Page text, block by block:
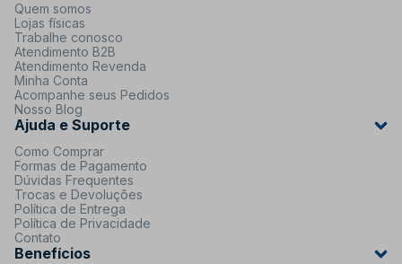
Quem somos
Lojas físicas
Trabalhe conosco
Atendimento B2B
Atendimento Revenda
Minha Conta
Acompanhe seus Pedidos
Nosso Blog
Ajuda e Suporte
Como Comprar
Formas de Pagamento
Dúvidas Frequentes
Trocas e Devoluções
Política de Entrega
Política de Privacidade
Contato
Benefícios